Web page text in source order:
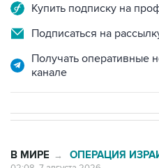
Купить подписку на
Подписаться на
Получать оперативные
канале
В МИРЕ → ОПЕРАЦИЯ